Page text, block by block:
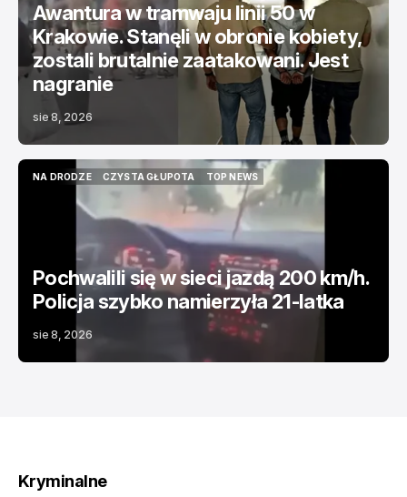
Awantura w tramwaju linii 50 w
Krakowie. Stanęli w obronie kobiety,
zostali brutalnie zaatakowani. Jest
nagranie
sie 8, 2026
NA DRODZE
CZYSTA GŁUPOTA
CZYSTA GŁUPOTA
TOP NEWS
TOP NEWS
Pochwalili się w sieci jazdą 200 km/h.
Policja szybko namierzyła 21-latka
sie 8, 2026
Kryminalne